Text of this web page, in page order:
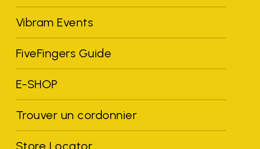
Vibram Events
FiveFingers Guide
E-SHOP
Trouver un cordonnier
Store Locator